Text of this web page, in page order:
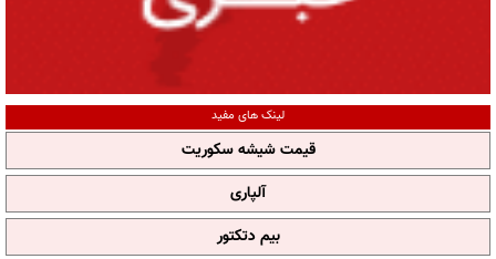
لینک های مفید
قیمت شیشه سکوریت
آلپاری
بیم دتکتور